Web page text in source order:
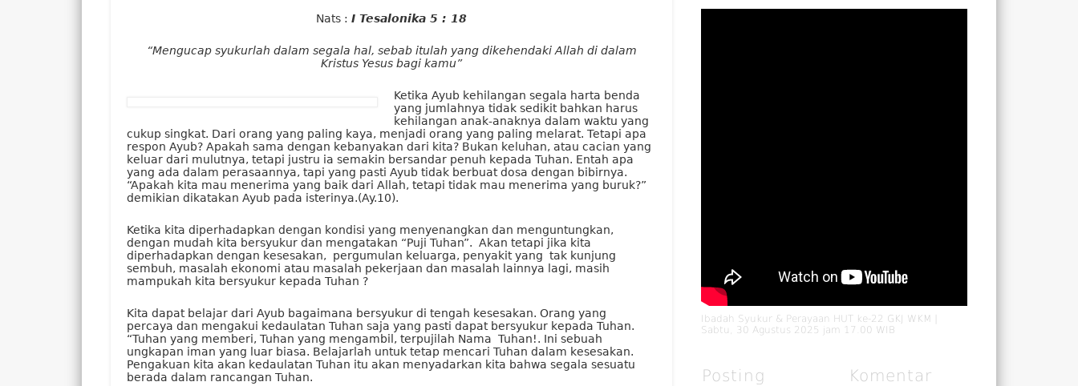
Nats :I Tesalonika 5 : 18
“Mengucap syukurlah dalam segala hal, sebab itulah yang dikehendaki Allah di dalam
Kristus Yesus bagi kamu”
Ketika Ayub kehilangan segala harta benda
yang jumlahnya tidak sedikit bahkan harus
kehilangan anak-anaknya dalam waktu yang
cukup singkat. Dari orang yang paling kaya, menjadi orang yang paling melarat. Tetapi apa
respon Ayub? Apakah sama dengan kebanyakan dari kita? Bukan keluhan, atau cacian yang
keluar dari mulutnya, tetapi justru ia semakin bersandar penuh kepada Tuhan. Entah apa
yang ada dalam perasaannya, tapi yang pasti Ayub tidak berbuat dosa dengan bibirnya.
“Apakah kita mau menerima yang baik dari Allah, tetapi tidak mau menerima yang buruk?”
demikian dikatakan Ayub pada isterinya.(Ay.10).
Ketika kita diperhadapkan dengan kondisi yang menyenangkan dan menguntungkan,
dengan mudah kita bersyukur dan mengatakan “Puji Tuhan”. Akan tetapi jika kita
diperhadapkan dengan kesesakan, pergumulan keluarga, penyakit yang tak kunjung
sembuh, masalah ekonomi atau masalah pekerjaan dan masalah lainnya lagi, masih
mampukah kita bersyukur kepada Tuhan ?
Kita dapat belajar dari Ayub bagaimana bersyukur di tengah kesesakan. Orang yang
percaya dan mengakui kedaulatan Tuhan saja yang pasti dapat bersyukur kepada Tuhan.
“Tuhan yang memberi, Tuhan yang mengambil, terpujilah Nama Tuhan!. Ini sebuah
ungkapan iman yang luar biasa. Belajarlah untuk tetap mencari Tuhan dalam kesesakan.
Pengakuan kita akan kedaulatan Tuhan itu akan menyadarkan kita bahwa segala sesuatu
berada dalam rancangan Tuhan.
Ibadah Syukur & Perayaan HUT ke-22 GKJ WKM |
Sabtu, 30 Agustus 2025 jam 17.00 WIB
Posting Komentar